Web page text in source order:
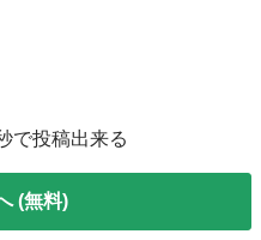
で投稿出来る
(無料)